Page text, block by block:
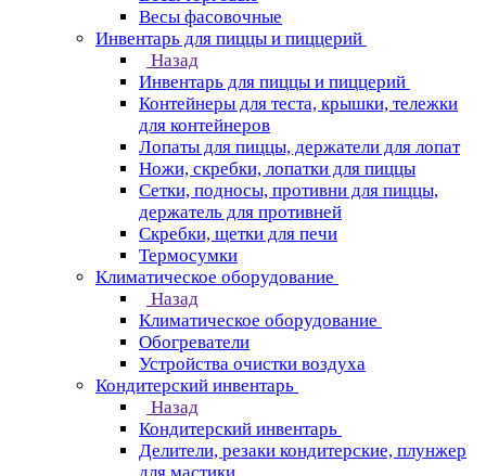
Весы фасовочные
Инвентарь для пиццы и пиццерий
Назад
Инвентарь для пиццы и пиццерий
Контейнеры для теста, крышки, тележки
для контейнеров
Лопаты для пиццы, держатели для лопат
Ножи, скребки, лопатки для пиццы
Сетки, подносы, противни для пиццы,
держатель для противней
Скребки, щетки для печи
Термосумки
Климатическое оборудование
Назад
Климатическое оборудование
Обогреватели
Устройства очистки воздуха
Кондитерский инвентарь
Назад
Кондитерский инвентарь
Делители, резаки кондитерские, плунжер